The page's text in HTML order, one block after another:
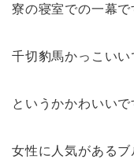
寮の寝室での一幕で
千切豹馬かっこいい
というかかわいいで
女性に人気がある